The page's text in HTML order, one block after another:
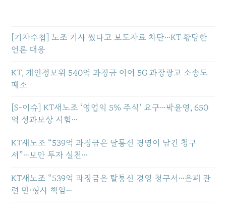
[기자수첩] 노조 기사 썼다고 보도자료 차단…KT 황당한
언론 대응
KT, 개인정보위 540억 과징금 이어 5G 과장광고 소송도
패소
[S-이슈] KT새노조 ‘영업익 5% 주식’ 요구…박윤영, 650
억 성과보상 시험…
KT새노조 “539억 과징금은 탈통신 경영이 남긴 청구
서”…보안 투자 실천…
KT새노조 “539억 과징금은 탈통신 경영 청구서…은폐 관
련 민·형사 책임…